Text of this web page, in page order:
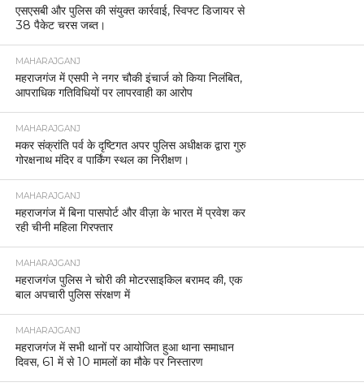
एसएसबी और पुलिस की संयुक्त कार्रवाई, स्विफ्ट डिजायर से
38 पैकेट चरस जब्त।
MAHARAJGANJ
महराजगंज में एसपी ने नगर चौकी इंचार्ज को किया निलंबित,
आपराधिक गतिविधियों पर लापरवाही का आरोप
MAHARAJGANJ
मकर संक्रांति पर्व के दृष्टिगत अपर पुलिस अधीक्षक द्वारा गुरु
गोरक्षनाथ मंदिर व पार्किंग स्थल का निरीक्षण।
MAHARAJGANJ
महराजगंज में बिना पासपोर्ट और वीज़ा के भारत में प्रवेश कर
रही चीनी महिला गिरफ्तार
MAHARAJGANJ
महराजगंज पुलिस ने चोरी की मोटरसाइकिल बरामद की, एक
बाल अपचारी पुलिस संरक्षण में
MAHARAJGANJ
महराजगंज में सभी थानों पर आयोजित हुआ थाना समाधान
दिवस, 61 में से 10 मामलों का मौके पर निस्तारण